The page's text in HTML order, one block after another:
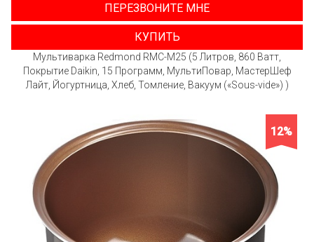
ПЕРЕЗВОНИТЕ МНЕ
КУПИТЬ
Мультиварка Redmond RMC-M25 (5 Литров, 860 Ватт,
Покрытие Daikin, 15 Программ, МультиПовар, МастерШеф
Лайт, Йогуртница, Хлеб, Томление, Вакуум («Sous-vide») )
12%